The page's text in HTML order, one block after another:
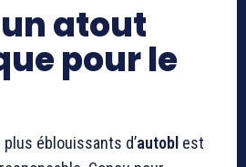
atout
pour le
éblouissants d’autobl est